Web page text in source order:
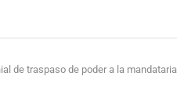
de traspaso de poder a la mandataria